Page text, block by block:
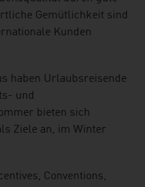
Gemütlichkeit sind
Kunden
haben Urlaubsreisende
und
bieten sich
Ziele an, im Winter
Conventions,